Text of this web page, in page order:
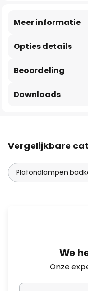
Opties details
Meer informatie
Beoordeling
Downloads
Vergelijkbare
Plafondlampen
We
Onze